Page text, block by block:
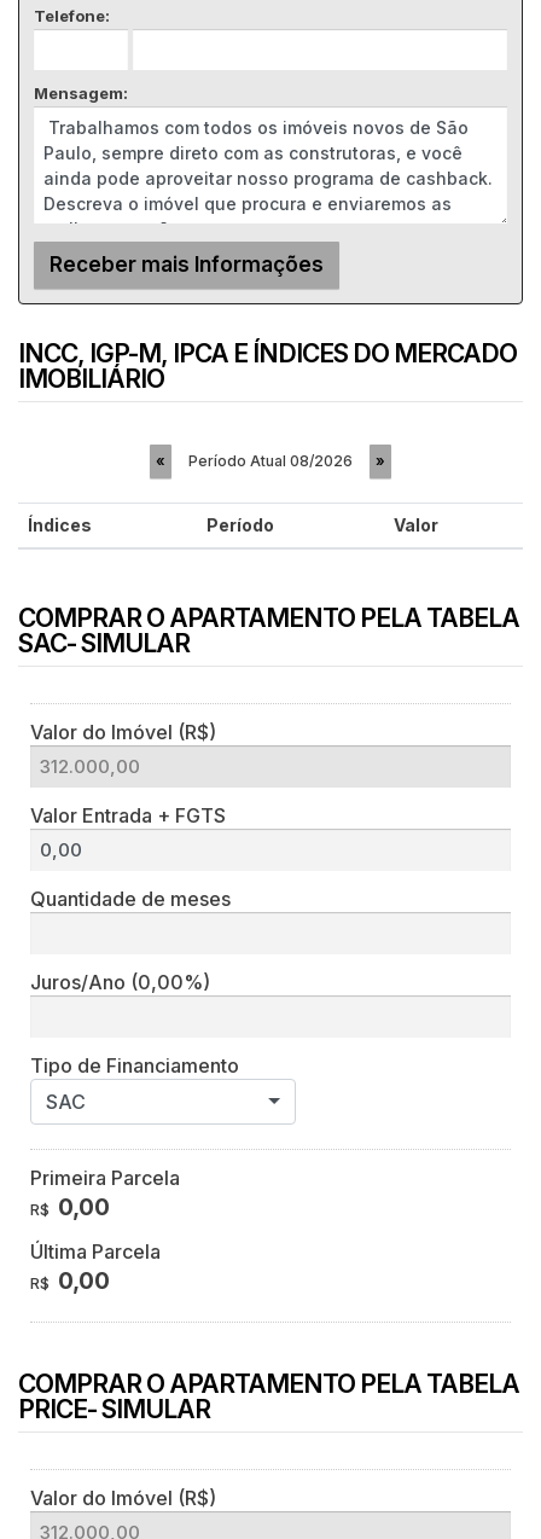
Telefone:
Mensagem:
INCC, IGP-M, IPCA E ÍNDICES DO MERCADO
IMOBILIÁRIO
« Período Atual 08/2026 »
Índices Período Valor
COMPRAR O APARTAMENTO PELA TABELA
SAC- SIMULAR
Valor do Imóvel (R$)
Valor Entrada + FGTS
Quantidade de meses
Juros/Ano (0,00%)
Tipo de Financiamento
SAC
Primeira Parcela
R$ 0,00
Última Parcela
R$ 0,00
COMPRAR O APARTAMENTO PELA TABELA
PRICE- SIMULAR
Valor do Imóvel (R$)